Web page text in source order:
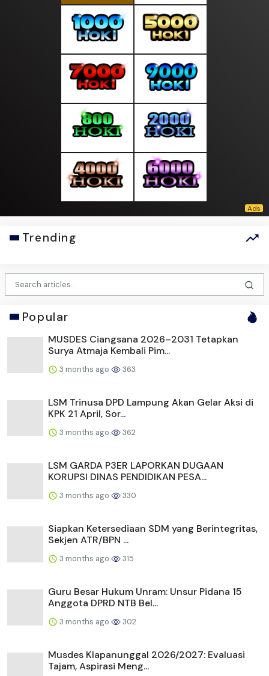
Trending
Popular
MUSDES Ciangsana 2026–2031 Tetapkan
Surya Atmaja Kembali Pim...
3 months ago 363
LSM Trinusa DPD Lampung Akan Gelar Aksi di
KPK 21 April, Sor...
3 months ago 362
LSM GARDA P3ER LAPORKAN DUGAAN
KORUPSI DINAS PENDIDIKAN PESA...
3 months ago 330
Siapkan Ketersediaan SDM yang Berintegritas,
Sekjen ATR/BPN ...
3 months ago 315
Guru Besar Hukum Unram: Unsur Pidana 15
Anggota DPRD NTB Bel...
3 months ago 302
Musdes Klapanunggal 2026/2027: Evaluasi
Tajam, Aspirasi Meng...